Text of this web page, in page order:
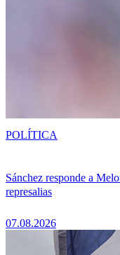
Sánchez responde a
represalias
07.08.2026
POLÍTICA